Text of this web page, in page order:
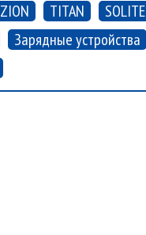
ZION TITAN
SOLITE
Зарядные устройства